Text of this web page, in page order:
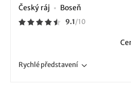
Český ráj Boseň
9.1/10
Rychlépředstavení